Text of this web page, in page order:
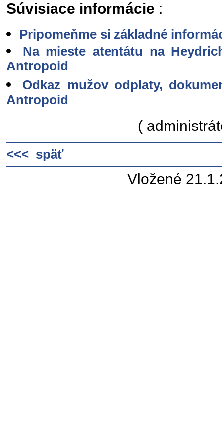
Súvisiace informácie :
Pripomeňme si základné
Na mieste atentátu na
Antropoid
Odkaz mužov odplaty,
Antropoid
(
<<< späť
Vložené